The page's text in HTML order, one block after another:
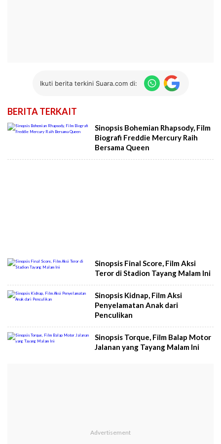
Ikuti berita terkini Suara.com di:
BERITA TERKAIT
Sinopsis Bohemian Rhapsody, Film
Biografi Freddie Mercury Raih
Bersama Queen
Sinopsis Final Score, Film Aksi
Teror di Stadion Tayang Malam Ini
Sinopsis Kidnap, Film Aksi
Penyelamatan Anak dari
Penculikan
Sinopsis Torque, Film Balap Motor
Jalanan yang Tayang Malam Ini